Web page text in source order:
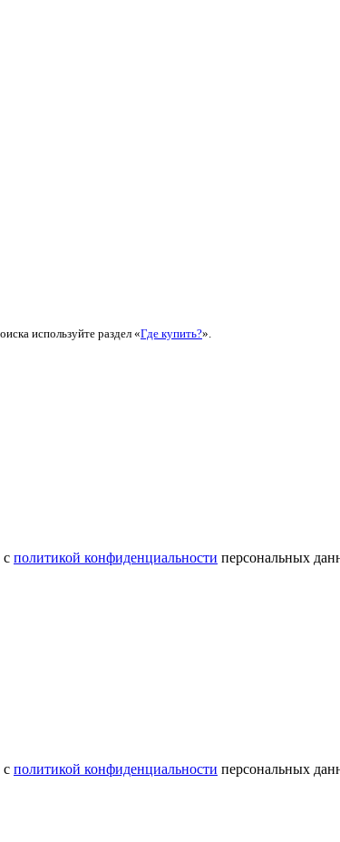
используйте раздел «Где купить?».
с политикой конфиденциальности персональных
с политикой конфиденциальности персональных